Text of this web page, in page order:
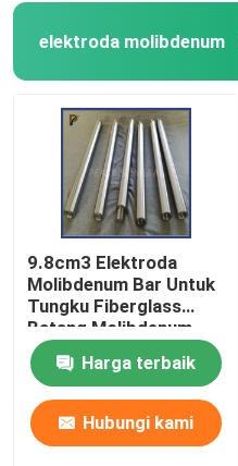
elektroda molibdenum
9.8cm3 Elektroda
Molibdenum Bar Untuk
Tungku Fiberglass
Batang Molibdenum
Elektroda Molibdenum
Untuk Tungku
Peleburan Listrik
Harga terbaik
Hubungi kami